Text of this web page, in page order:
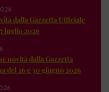
dalla Gazzetta Ufficiale
luglio 2026
novità dalla Gazzetta
del 26 e 30 giugno 2026